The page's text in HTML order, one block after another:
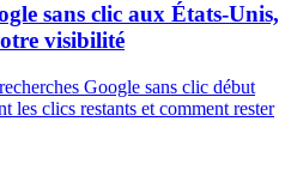
sans clic aux États-Unis,
visibilité
Google sans clic début
les clics restants et comment rester